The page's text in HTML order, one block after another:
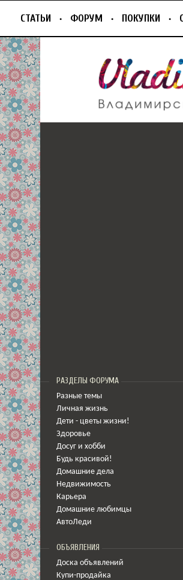
СТАТЬИ ФОРУМ ПОКУПКИ
РАЗДЕЛЫ ФОРУМА
Разные темы
Личная жизнь
Дети - цветы жизни!
Здоровье
Досуг и хобби
Будь красивой!
Домашние дела
Недвижимость
Карьера
Домашние любимцы
АвтоЛеди
ОБЪЯВЛЕНИЯ
Доска объявлений
Купи-продайка